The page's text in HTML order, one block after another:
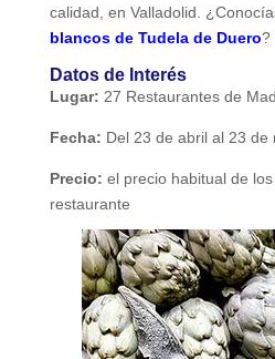
calidad, en Valladolid.
blancos de Tudela de Duero?
Datos de Interés
Lugar: 27 Restaurantes de
Fecha: Del 23 de abril al 23 de
Precio: el precio habitual de
restaurante